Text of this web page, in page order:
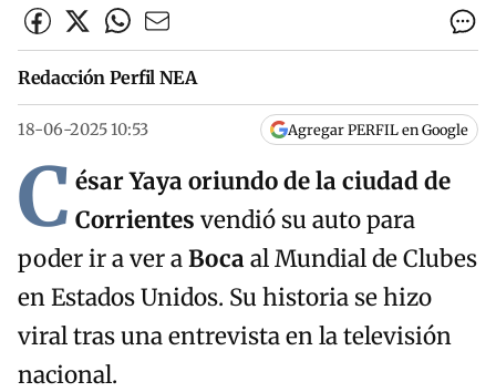
Redacción Perfil NEA
18-06-2025 10:53 Agregar PERFIL en Google
C ésar Yaya oriundo de la ciudad de
Corrientes vendió su auto para
poder ir a ver aBocaal Mundial de Clubes
en Estados Unidos. Su historia se hizo
viral tras una entrevista en la televisión
nacional.